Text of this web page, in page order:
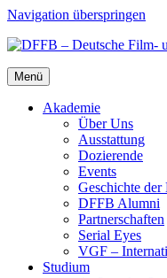
Navigation überspringen
Menü
Aka­de­mie
Über Uns
Aus­stat­tung
Dozie­ren­de
Events
Geschich­te der
DFFB Alum­ni
Part­ner­schaf­ten
Seri­al Eyes
VGF –
Stu­di­um